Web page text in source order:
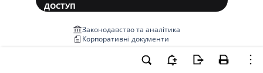
ДОСТУП
Законодавство та аналітика
Корпоративні документи
Медіааналіз та репутація